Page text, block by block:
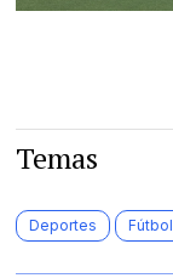
Temas
Deportes Fútbol